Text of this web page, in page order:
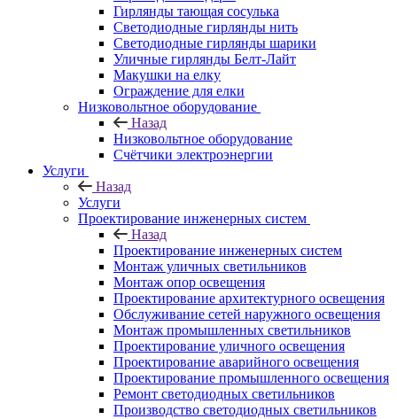
Гирлянды тающая сосулька
Светодиодные гирлянды нить
Светодиодные гирлянды шарики
Уличные гирлянды Белт-Лайт
Макушки на елку
Ограждение для елки
Низковольтное оборудование
Назад
Низковольтное оборудование
Счётчики электроэнергии
Услуги
Назад
Услуги
Проектирование инженерных систем
Назад
Проектирование инженерных систем
Монтаж уличных светильников
Монтаж опор освещения
Проектирование архитектурного освещения
Обслуживание сетей наружного освещения
Монтаж промышленных светильников
Проектирование уличного освещения
Проектирование аварийного освещения
Проектирование промышленного освещения
Ремонт светодиодных светильников
Производство светодиодных светильников